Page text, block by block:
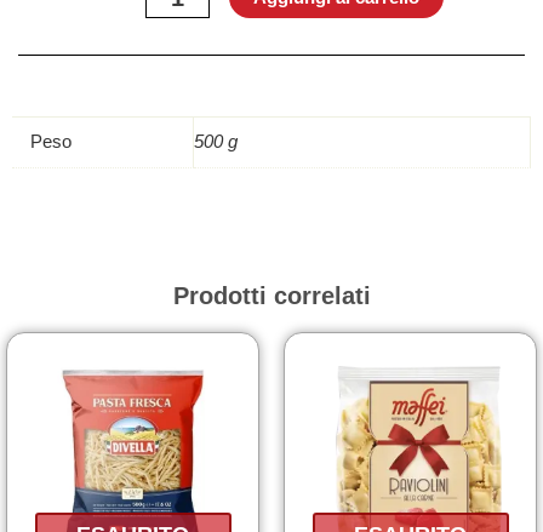
Tagliata
Peso 500 g
Prodotti correlati